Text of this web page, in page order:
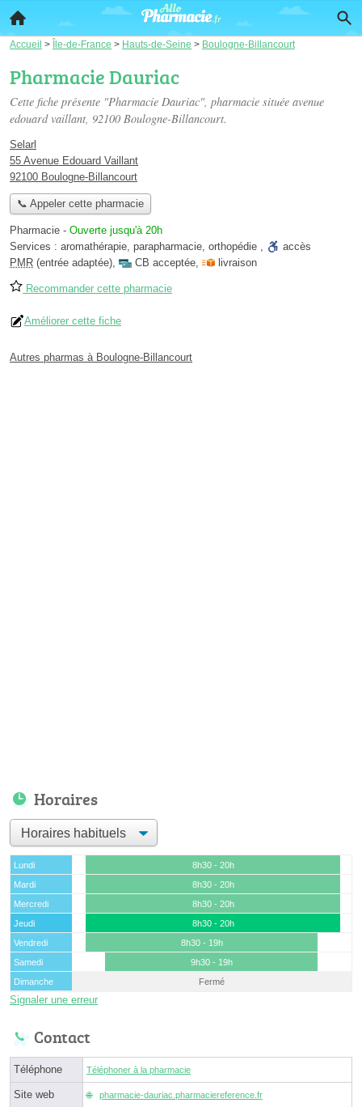
Accueil > Île-de-France > Hauts-de-Seine > Boulogne-Billancourt
Pharmacie Dauriac
Cette fiche présente "Pharmacie Dauriac", pharmacie située avenue
edouard vaillant, 92100 Boulogne-Billancourt.
Selarl
55 Avenue Edouard Vaillant
92100 Boulogne-Billancourt
📞 Appeler cette pharmacie
Pharmacie - Ouverte jusqu'à 20h
Services : aromathérapie, parapharmacie, orthopédie ,
accès
PMR (entrée adaptée), CB acceptée, livraison
Recommander cette pharmacie
Améliorer cette fiche
Autres pharmas à Boulogne-Billancourt
Horaires
Lundi
8h30 - 20h
Mardi
8h30 - 20h
Mercredi
8h30 - 20h
Jeudi
8h30 - 20h
Vendredi
8h30 - 19h
Samedi
9h30 - 19h
Dimanche
Fermé
Signaler une erreur
Contact
Téléphone Téléphoner à la pharmacie
Site web pharmacie-dauriac.pharmaciereference.fr